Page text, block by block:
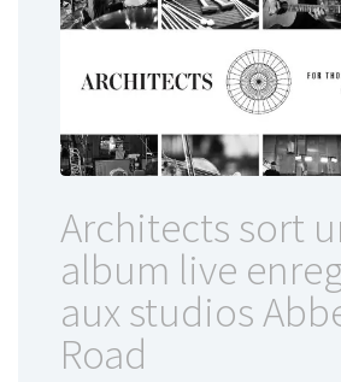
Architects sort
album live
aux studios
Road